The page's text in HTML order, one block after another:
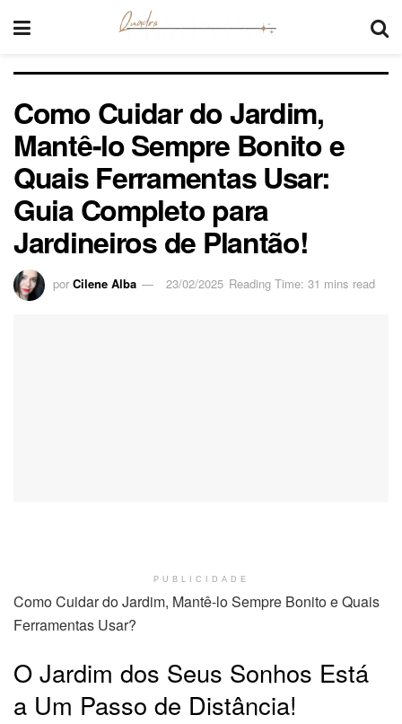
Como Cuidar do Jardim,
Mantê-lo Sempre Bonito e
Quais Ferramentas Usar:
Guia Completo para
Jardineiros de Plantão!
por Cilene Alba 23/02/2025 Reading Time: 31 mins read
PUBLICIDADE
Como Cuidar do Jardim, Mantê-lo Sempre Bonito e Quais
Ferramentas Usar?
O Jardim dos Seus Sonhos Está
a Um Passo de Distância!